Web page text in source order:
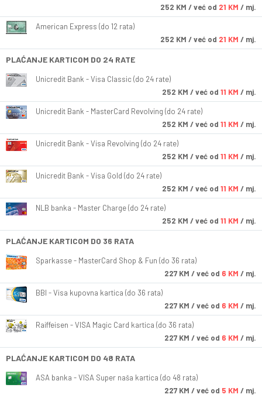
252 KM / već od 21 KM / mj.
American Express (do 12 rata)
252 KM / već od 21 KM / mj.
PLAĆANJE KARTICOM DO 24 RATE
Unicredit Bank - Visa Classic (do 24 rate)
252 KM / već od 11 KM / mj.
Unicredit Bank - MasterCard Revolving (do 24 rate)
252 KM / već od 11 KM / mj.
Unicredit Bank - Visa Revolving (do 24 rate)
252 KM / već od 11 KM / mj.
Unicredit Bank - Visa Gold (do 24 rate)
252 KM / već od 11 KM / mj.
NLB banka - Master Charge (do 24 rate)
252 KM / već od 11 KM / mj.
PLAĆANJE KARTICOM DO 36 RATA
Sparkasse - MasterCard Shop & Fun (do 36 rata)
227 KM / već od 6 KM / mj.
BBI - Visa kupovna kartica (do 36 rata)
227 KM / već od 6 KM / mj.
Raiffeisen - VISA Magic Card kartica (do 36 rata)
227 KM / već od 6 KM / mj.
PLAĆANJE KARTICOM DO 48 RATA
ASA banka - VISA Super naša kartica (do 48 rata)
227 KM / već od 5 KM / mj.